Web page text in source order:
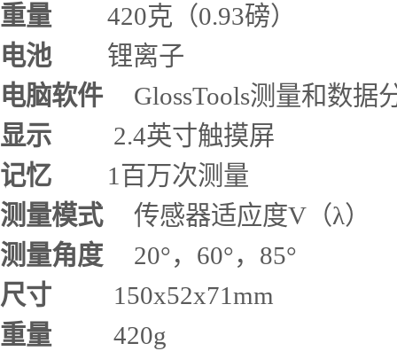
重量
420克（0.93磅）
电池
锂离子
电脑软件 GlossTools测量和数据
显示
2.4英寸触摸屏
记忆 1百万次测量
测量模式 传感器适应度V（λ）
测量角度 20°，60°，85°
尺寸
150x52x71mm
重量
420g